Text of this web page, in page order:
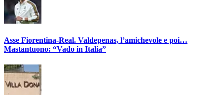
Asse Fiorentina-Real. Valdepenas, l’amichevole e poi…
Mastantuono: “Vado in Italia”